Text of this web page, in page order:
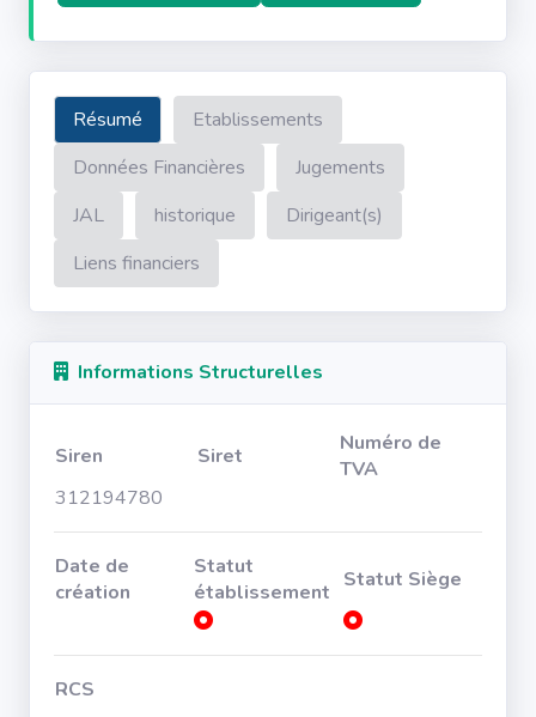
Résumé
Etablissements
Données Financières
Jugements
JAL
historique
Dirigeant(s)
Liens financiers
Informations Structurelles
Siren Siret
Numéro de
TVA
312194780
Date de
création
Statut
établissement Statut Siège
RCS